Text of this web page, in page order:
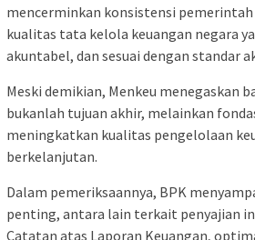
mencerminkan konsistensi
kualitas tata kelola keuangan negara
akuntabel, dan sesuai dengan standar
Meski demikian, Menkeu menegaskan
bukanlah tujuan akhir, melainkan
meningkatkan kualitas pengelolaan
berkelanjutan.
Dalam pemeriksaannya, BPK
penting, antara lain terkait penyajian
Catatan atas Laporan Keuangan,